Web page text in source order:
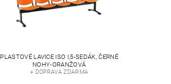
PLASTOVÉ LAVICE ISO I,5-SEDÁK, ČERNÉ
NOHY-ORANŽOVÁ
+ DOPRAVA ZDARMA